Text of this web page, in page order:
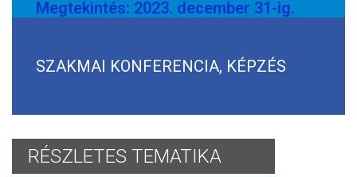
Megtekintés: 2023. december 31-ig.
SZAKMAI KONFERENCIA, KÉPZÉS
RÉSZLETES TEMATIKA